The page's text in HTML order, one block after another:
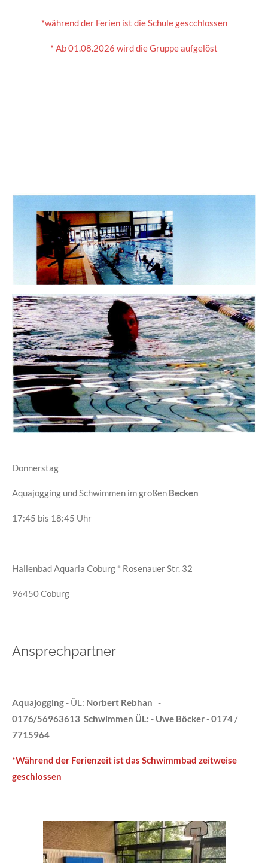
*während der Ferien ist die Schule gescchlossen
* Ab 01.08.2026 wird die Gruppe aufgelöst
Donnerstag
Aquajogging und Schwimmen im großen Becken
17:45 bis 18:45 Uhr
Hallenbad Aquaria Coburg * Rosenauer Str. 32
96450 Coburg
Ansprechpartner
Aquajogglng- ÜL: Norbert Rebhan -
0176/56963613 Schwimmen ÜL: - Uwe Böcker-0174 /
7715964
*Während der Ferienzeit ist das Schwimmbad zeitweise
geschlossen